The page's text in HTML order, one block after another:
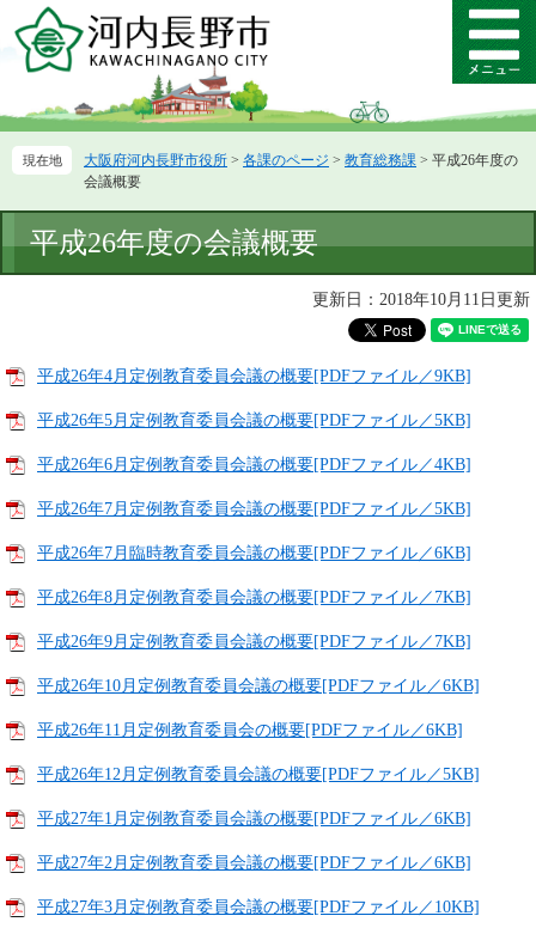
ー
先
ニ
を
て
メ
ニ
ー
大阪府河内長野市役所 > 各課のページ > 教育総務課 > 平成26年度の
会議概要
文
平成26年度の会議概要
更新日：2018年10月11日更新
平成26年4月定例教育委員会議の概要[PDFファイル／9KB]
平成26年5月定例教育委員会議の概要[PDFファイル／5KB]
平成26年6月定例教育委員会議の概要[PDFファイル／4KB]
平成26年7月定例教育委員会議の概要[PDFファイル／5KB]
平成26年7月臨時教育委員会議の概要[PDFファイル／6KB]
平成26年8月定例教育委員会議の概要[PDFファイル／7KB]
平成26年9月定例教育委員会議の概要[PDFファイル／7KB]
平成26年10月定例教育委員会議の概要[PDFファイル／6KB]
平成26年11月定例教育委員会の概要[PDFファイル／6KB]
平成26年12月定例教育委員会議の概要[PDFファイル／5KB]
平成27年1月定例教育委員会議の概要[PDFファイル／6KB]
平成27年2月定例教育委員会議の概要[PDFファイル／6KB]
平成27年3月定例教育委員会議の概要[PDFファイル／10KB]